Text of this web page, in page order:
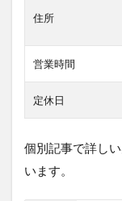
住所
営業時間
定休日
個別記事で詳し
います。